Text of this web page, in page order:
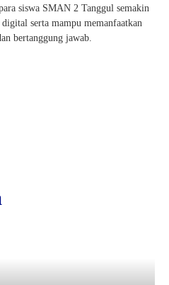
siswa SMAN 2 Tanggul semakin
serta mampu memanfaatkan
bertanggung jawab.